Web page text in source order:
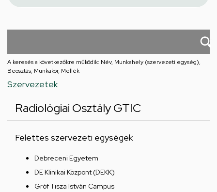
A keresés a következőkre működik: Név, Munkahely (szervezeti egység),
Beosztás, Munkakör, Mellék
Szervezetek
Radiológiai Osztály GTIC
Felettes szervezeti egységek
Debreceni Egyetem
DE Klinikai Központ (DEKK)
Gróf Tisza István Campus